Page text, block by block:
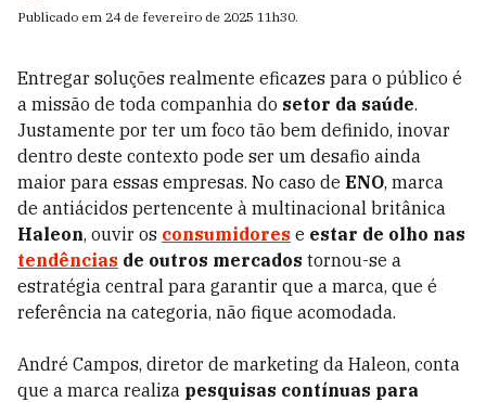
Publicado em 24 de fevereiro de 2025 11h30.
Entregar soluções realmente eficazes para o público é
a missão de toda companhia do setor da saúde.
Justamente por ter um foco tão bem definido, inovar
dentro deste contexto pode ser um desafio ainda
maior para essas empresas. No caso de ENO, marca
de antiácidos pertencente à multinacional britânica
Haleon, ouvir os consumidores e estar de olho nas
tendências de outros mercados tornou-se a
estratégia central para garantir que a marca, que é
referência na categoria, não fique acomodada.
André Campos, diretor de marketing da Haleon, conta
que a marca realiza pesquisas contínuas para